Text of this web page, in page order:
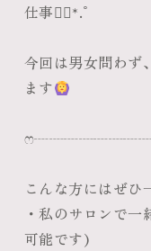
仕事❁⃘*.ﾟ
今回は男女問わず
ます
こんな方にはぜひ
・私のサロンで
可能です)